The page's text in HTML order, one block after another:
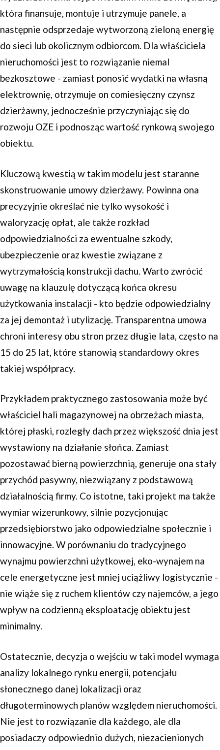
która finansuje, montuje i utrzymuje panele, a
następnie odsprzedaje wytworzoną zieloną energię
do sieci lub okolicznym odbiorcom. Dla właściciela
nieruchomości jest to rozwiązanie niemal
bezkosztowe - zamiast ponosić wydatki na własną
elektrownię, otrzymuje on comiesięczny czynsz
dzierżawny, jednocześnie przyczyniając się do
rozwoju OZE i podnosząc wartość rynkową swojego
obiektu.
Kluczową kwestią w takim modelu jest staranne
skonstruowanie umowy dzierżawy. Powinna ona
precyzyjnie określać nie tylko wysokość i
waloryzację opłat, ale także rozkład
odpowiedzialności za ewentualne szkody,
ubezpieczenie oraz kwestie związane z
wytrzymałością konstrukcji dachu. Warto zwrócić
uwagę na klauzulę dotyczącą końca okresu
użytkowania instalacji - kto będzie odpowiedzialny
za jej demontaż i utylizację. Transparentna umowa
chroni interesy obu stron przez długie lata, często na
15 do 25 lat, które stanowią standardowy okres
takiej współpracy.
Przykładem praktycznego zastosowania może być
właściciel hali magazynowej na obrzeżach miasta,
której płaski, rozległy dach przez większość dnia jest
wystawiony na działanie słońca. Zamiast
pozostawać bierną powierzchnią, generuje ona stały
przychód pasywny, niezwiązany z podstawową
działalnością firmy. Co istotne, taki projekt ma także
wymiar wizerunkowy, silnie pozycjonując
przedsiębiorstwo jako odpowiedzialne społecznie i
innowacyjne. W porównaniu do tradycyjnego
wynajmu powierzchni użytkowej, eko-wynajem na
cele energetyczne jest mniej uciążliwy logistycznie -
nie wiąże się z ruchem klientów czy najemców, a jego
wpływ na codzienną eksploatację obiektu jest
minimalny.
Ostatecznie, decyzja o wejściu w taki model wymaga
analizy lokalnego rynku energii, potencjału
słonecznego danej lokalizacji oraz
długoterminowych planów względem nieruchomości.
Nie jest to rozwiązanie dla każdego, ale dla
posiadaczy odpowiednio dużych, niezacienionych